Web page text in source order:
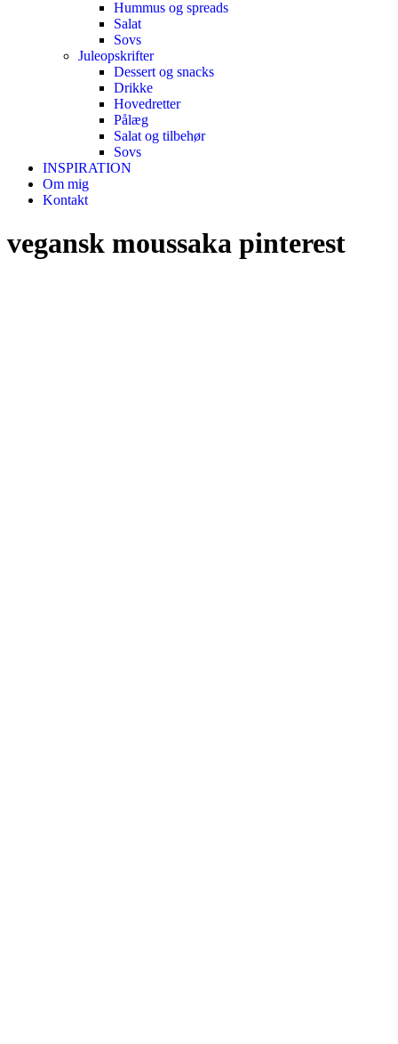
Hummus og spreads
Salat
Sovs
Juleopskrifter
Dessert og snacks
Drikke
Hovedretter
Pålæg
Salat og tilbehør
Sovs
INSPIRATION
Om mig
Kontakt
vegansk moussaka pinterest